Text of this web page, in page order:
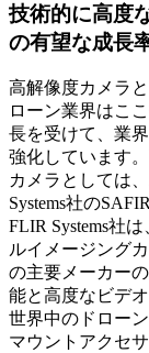
技術的に高度
の有望な成長
高解像度カメラ
ローン業界はこ
長を受けて、業
強化しています
カメラとしては
Systems社の
FLIR Systems社
ルイメージング
の主要メーカー
能と高度なビデ
世界中のドロー
マウントアクセ